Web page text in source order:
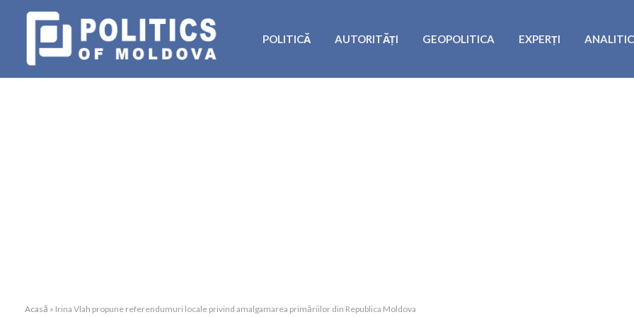
POLITICĂ AUTORITĂȚI GEOPOLITICA EXPERȚI
Acasă » Irina Vlah propune referendumuri locale privind amalgamarea primăriilor din Republica Moldova